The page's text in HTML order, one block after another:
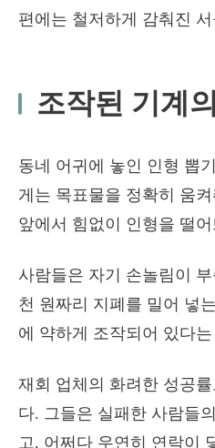
편에는 철저하게 감춰진
조작된 기계
동네 어귀에 놓인 인형 뽑
게는 목표물을 정확히 움
앞에서 힘없이 인형을 떨
사람들은 자기 손놀림이
천 원짜리 지폐를 밀어 넣
에 약하게 조작되어 있다
재회 업체의 화려한 성공
다. 그들은 실패한 사람들
고, 어쩌다 우연히 연락이